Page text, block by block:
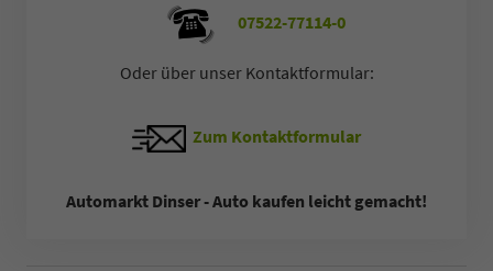
07522-77114-0
Oder über unser Kontaktformular:
Zum Kontaktformular
Automarkt Dinser - Auto kaufen leicht gemacht!